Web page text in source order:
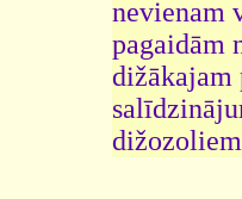
nevienam
pagaidām
dižākajam